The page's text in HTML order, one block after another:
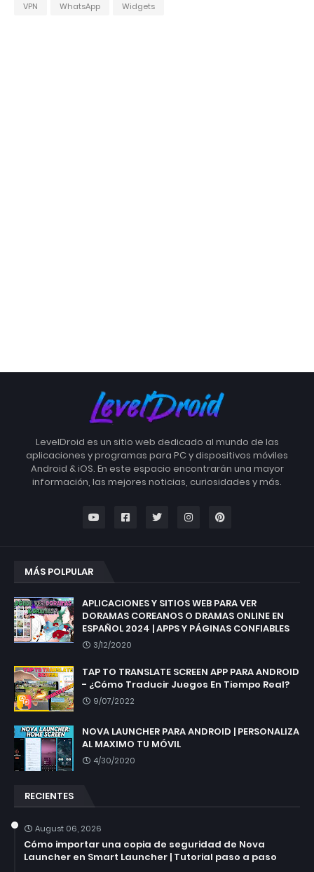
VPN
WhatsApp Widgets
LevelDroid es un sitio web dedicado al mundo de las
aplicaciones y programas para PC y dispositivos móviles
Android & iOS. En este espacio encontrarán una mayor
información, las mejores noticias, curiosidades y más.
MÁS POLPULAR
APLICACIONES Y SITIOS WEB PARA VER
DORAMAS COREANOS O DRAMAS ONLINE EN
ESPAÑOL 2024 | APPS Y PÁGINAS CONFIABLES
3/12/2020
TAP TO TRANSLATE SCREEN APP PARA ANDROID
- ¿Cómo Traducir Juegos En Tiempo Real?
9/07/2022
NOVA LAUNCHER PARA ANDROID | PERSONALIZA
AL MAXIMO TU MÓVIL
4/30/2020
RECIENTES
August 06, 2026
Cómo importar una copia de seguridad de Nova
Launcher en Smart Launcher | Tutorial paso a paso